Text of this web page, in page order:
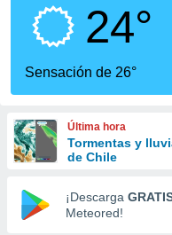
que se
calidad.
a este
las
y
forma
digital
basada
24°
Sensación de 26°
Última hora
Tormentas y
de Chile
¡Descarga
Meteored!